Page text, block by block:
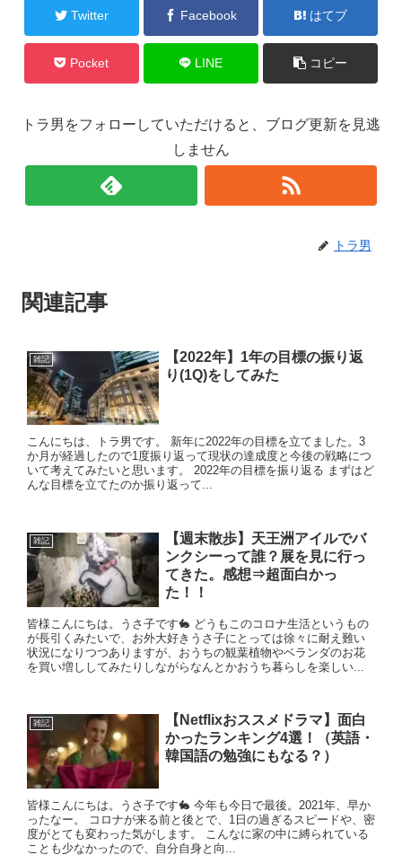
Twitter Facebook はてブ
Pocket LINE コピー
トラ男をフォローしていただけると、ブログ更新を見逃
しません
トラ男
関連記事
雑記
【2022年】1年の目標の振り返
り(1Q)をしてみた
こんにちは、トラ男です。 新年に2022年の目標を立てました。3
か月が経過したので1度振り返って現状の達成度と今後の戦略につ
いて考えてみたいと思います。 2022年の目標を振り返る まずはど
んな目標を立てたのか振り返って...
雑記
【週末散歩】天王洲アイルでバ
ンクシーって誰？展を見に行っ
てきた。感想⇒超面白かっ
た！！
皆様こんにちは。うさ子です🐇 どうもこのコロナ生活というもの
が長引くみたいで、お外大好きうさ子にとっては徐々に耐え難い
状況になりつつありますが、おうちの観葉植物やベランダのお花
を買い増ししてみたりしながらなんとかおうち暮らしを楽しい...
雑記
【Netflixおススメドラマ】面白
かったランキング4選！（英語・
韓国語の勉強にもなる？）
皆様こんにちは。うさ子です🐇 今年も今日で最後。2021年、早か
ったなー。 コロナが来る前と後とで、1日の過ぎるスピードや、密
度がとても変わった気がします。 こんなに家の中に縛られている
ことも少なかったので、自分自身と向...